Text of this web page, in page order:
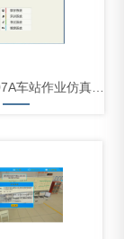
中人ZRGD-07A车站作业仿真软件